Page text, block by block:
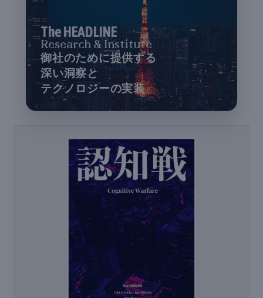
The HEADLINE
Research & Institute
御社のために提供する
深い洞察と
テクノロジーの実装